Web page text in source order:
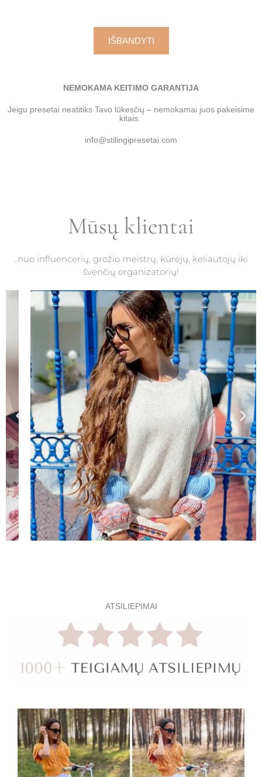
IŠBANDYTI
NEMOKAMA KEITIMO GARANTIJA
Jeigu presetai neatitiks Tavo lūkesčių – nemokamai juos pakeisime
kitais.
info@stilingipresetai.com
Mūsų klientai
..nuo influencerių, grožio meistrų, kūrėjų, keliautojų iki
švenčių organizatorių!
ATSILIEPIMAI